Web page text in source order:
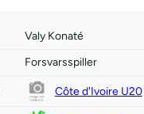
Valy Konaté
Forsvarsspiller
Côte d'Ivoire U20